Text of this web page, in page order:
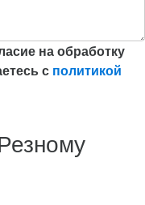
на обработку
с политикой